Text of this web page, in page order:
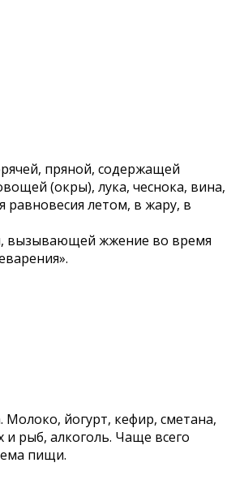
пряной, содержащей
(окры), лука, чеснока, вина,
равновесия летом, в жару, в
вызывающей жжение во время
Молоко, йогурт, кефир, сметана,
и рыб, алкоголь. Чаще всего
пищи.